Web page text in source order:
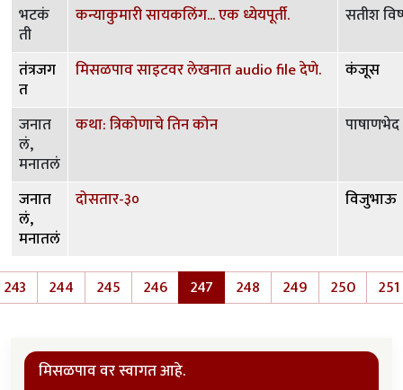
भटकं
ती
कन्याकुमारी सायकलिंग... एक ध्येयपूर्ती. सतीश
तंत्रजग
त
मिसळपाव साइटवर लेखनात audio file देणे. कंजूस
जनात
लं,
मनातलं
कथा: त्रिकोणाचे तिन कोन पाषाणभेद
जनात
लं,
मनातलं
दोसतार-३० विजुभाऊ
Pagination
page
243 244 245 246 247 248 249 250 251
मिसळपाव वर स्वागत आहे.